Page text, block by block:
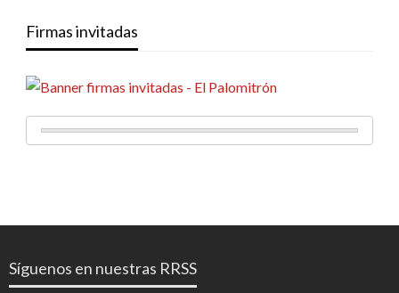
Firmas invitadas
Síguenos en nuestras RRSS